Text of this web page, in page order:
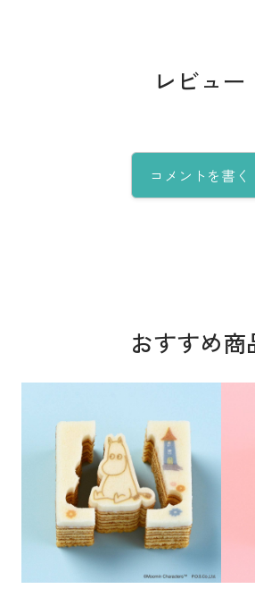
レビュー
コメントを書く
おすすめ商